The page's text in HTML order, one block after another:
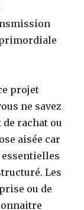
projet
ne savez
rachat ou
aisée car
essentielles
Les
ou de